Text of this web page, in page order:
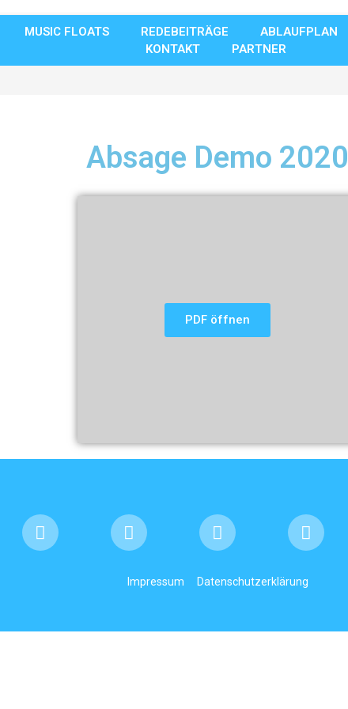
MUSIC FLOATS REDEBEITRÄGE ABLAUFPLAN
KONTAKT
PARTNER
Absage Demo 2020
PDF öffnen
Impressum Datenschutzerklärung